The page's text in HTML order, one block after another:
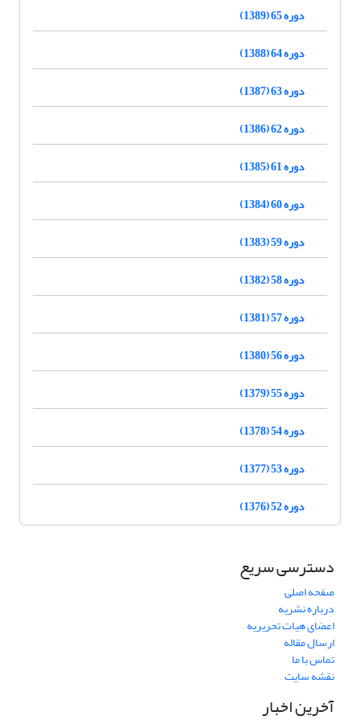
دوره 65 (1389)
دوره 64 (1388)
دوره 63 (1387)
دوره 62 (1386)
دوره 61 (1385)
دوره 60 (1384)
دوره 59 (1383)
دوره 58 (1382)
دوره 57 (1381)
دوره 56 (1380)
دوره 55 (1379)
دوره 54 (1378)
دوره 53 (1377)
دوره 52 (1376)
دسترسی سریع
صفحه اصلی
درباره نشریه
اعضای هیات تحریریه
ارسال مقاله
تماس با ما
نقشه سایت
آخرین اخبار